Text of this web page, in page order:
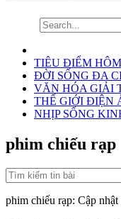
TIÊU ĐIỂM
ĐỜI SỐNG ĐA
VĂN HÓA GIẢI
THẾ GIỚI ĐIỆN
NHỊP SỐNG
phim chiếu rạp
phim chiếu rạp: Cập